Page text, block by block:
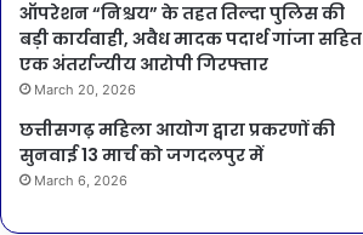
ऑपरेशन “निश्चय” के तहत तिल्दा पुलिस की
बड़ी कार्यवाही, अवैध मादक पदार्थ गांजा सहित
एक अंतर्राज्यीय आरोपी गिरफ्तार
March 20, 2026
छत्तीसगढ़ महिला आयोग द्वारा प्रकरणों की
सुनवाई 13 मार्च को जगदलपुर में
March 6, 2026